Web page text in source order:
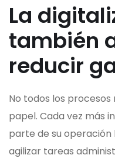
La
también
reducir
No todos los
papel. Cada vez más
parte de su operación
agilizar tareas